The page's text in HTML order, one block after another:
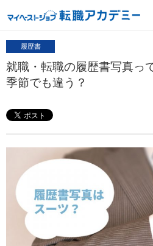
履歴書
就職・転職の履歴書写真っ
季節でも違う？